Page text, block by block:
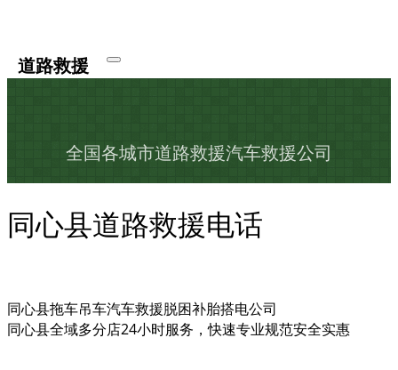
道路救援
全国各城市道路救援汽车救援公司
同心县道路救援电话
同心县拖车吊车汽车救援脱困补胎搭电公司
同心县全域多分店24小时服务，快速专业规范安全实惠